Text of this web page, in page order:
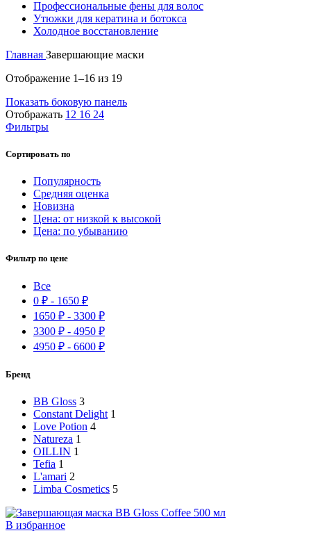
Профессиональные фены для волос
Утюжки для кератина и ботокса
Холодное восстановление
Главная Завершающие маски
Отображение 1–16 из 19
Показать боковую панель
Отображать 12 16 24
Фильтры
Сортировать по
Популярность
Средняя оценка
Новизна
Цена: от низкой к высокой
Цена: по убыванию
Фильтр по цене
Все
0 ₽ - 1650 ₽
1650 ₽ - 3300 ₽
3300 ₽ - 4950 ₽
4950 ₽ - 6600 ₽
Бренд
BB Gloss 3
Constant Delight 1
Love Potion 4
Natureza 1
OILLIN 1
Tefia 1
L'amari 2
Limba Cosmetics 5
В избранное